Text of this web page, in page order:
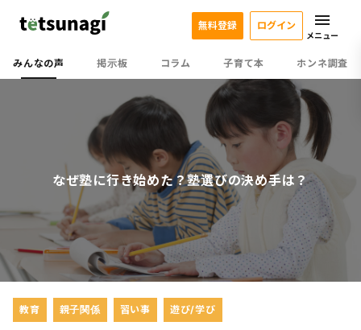
みんなの声 掲示板 コラム 子育て本 ホンネ調査
無料登録 ログイン
メニュー
なぜ塾に行き始めた？塾選びの決め手は？
教育 親子関係 習い事 遊び/学び